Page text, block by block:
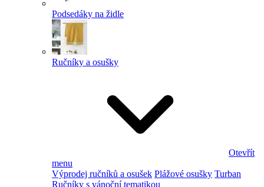
Podsedáky na židle
Ručníky a osušky
Otevřít
menu
Výprodej ručníků a osušek Plážové osušky Turban
Ručníky s vánoční tematikou